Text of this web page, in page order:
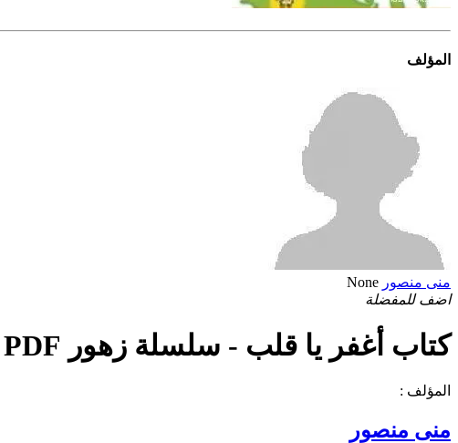
المؤلف
منى منصور None
اضف للمفضلة
كتاب أغفر يا قلب - سلسلة زهور PDF
المؤلف :
منى منصور